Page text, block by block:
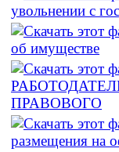
увольнении с
об имуществе
ПРАВОВОГО
размещения на